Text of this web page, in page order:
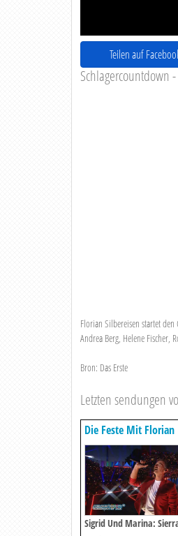
Teilen auf
Schlagercountdown
Florian Silbereisen startet
Andrea Berg, Helene Fischer,
Bron: Das Erste
Letzten sendungen
Die Feste Mit Florian
Silbereisen
Sigrid Und Marina: